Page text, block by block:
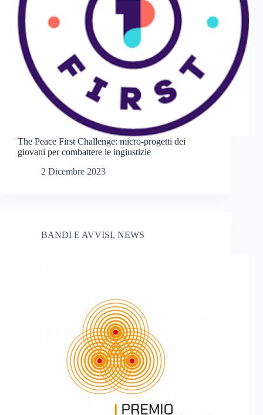
The Peace First Challenge: micro-progetti dei
giovani per combattere le ingiustizie
2 Dicembre 2023
BANDI E AVVISI, NEWS